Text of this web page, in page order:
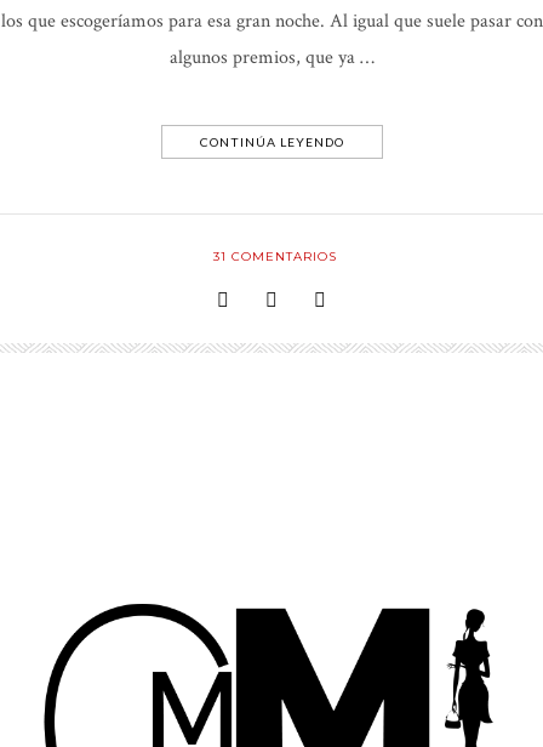
los que escogeríamos para esa gran noche. Al igual que suele pasar con
algunos premios, que ya …
CONTINÚA LEYENDO
31 COMENTARIOS